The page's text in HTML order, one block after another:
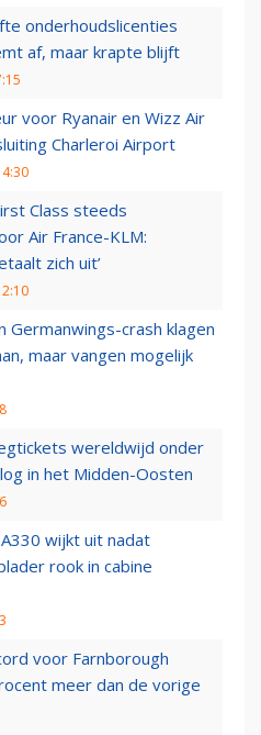
onderhoudslicenties
af, maar krapte blijft
voor Ryanair en Wizz Air
Charleroi Airport
Class steeds
Air France-KLM:
zich uit’
Germanwings-crash klagen
maar vangen mogelijk
wereldwijd onder
in het Midden-Oosten
A330 wijkt uit nadat
rook in cabine
voor Farnborough
meer dan de vorige